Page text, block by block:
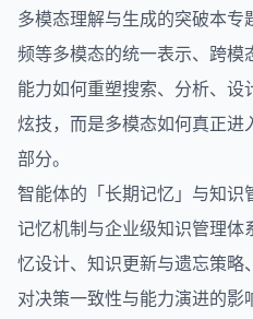
多模态理解与生成的突破本
频等多模态的统一表示、跨
能力如何重塑搜索、分析、
炫技，而是多模态如何真正
部分。
智能体的「长期记忆」与知
记忆机制与企业级知识管理
忆设计、知识更新与遗忘策
对决策一致性与能力演进的影